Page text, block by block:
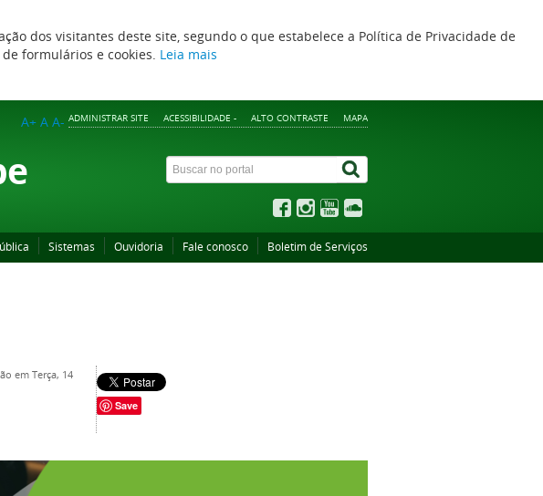
dos visitantes deste site, segundo o que estabelece a Política de Privacidade de
formulários e cookies. Leia mais
ADMINISTRAR SITE ACESSIBILIDADE - ALTO CONTRASTE MAPA
A+ A A-
Sistemas Ouvidoria Fale conosco Boletim de Serviços
em Terça, 14
Save